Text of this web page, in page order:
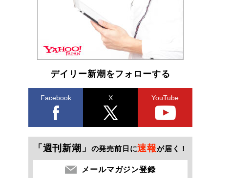
デイリー新潮をフォローする
Facebook X YouTube
「週刊新潮」 の発売前日に速報が届く！
メールマガジン登録